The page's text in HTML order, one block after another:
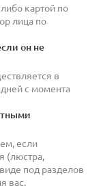
картой по
лица по
он не
в
с момента
если
(люстра,
под разделов
вас.